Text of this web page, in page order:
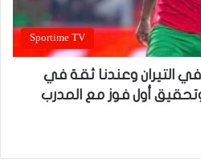
Sportime TV
التيران وعندنا ثقة في
أول فوز مع المدرب